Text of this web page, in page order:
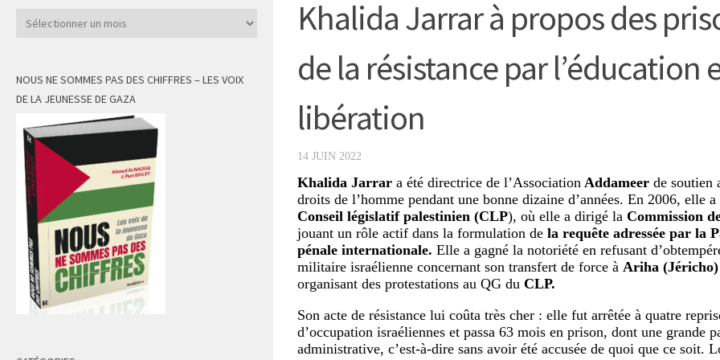
Khalida Jarrar à propos des
de la résistance par l’éducation
libération
14 JUIN 2022
Khalida Jarrar a été directrice de l’Association Addameer de soutien
droits de l’homme pendant une bonne dizaine d’années. En 2006, elle
Conseil législatif palestinien (CLP), où elle a dirigé la Commission
jouant un rôle actif dans la formulation de la requête adressée par la
pénale internationale. Elle a gagné la notoriété en refusant
militaire israélienne concernant son transfert de force à Ariha (Jéricho)
organisant des protestations au QG du CLP.
Son acte de résistance lui coûta très cher : elle fut arrêtée à quatre
d’occupation israéliennes et passa 63 mois en prison, dont une grande
administrative, c’est-à-dire sans avoir été accusée de quoi que ce soit.
Archives
NOUS NE SOMMES PAS DES CHIFFRES – LES VOIX
DE LA JEUNESSE DE GAZA